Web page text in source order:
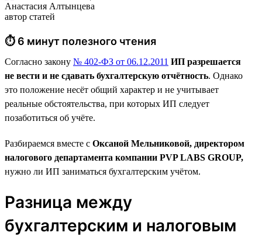
Анастасия Алтынцева
автор статей
⏱ 6 минут полезного чтения
Согласно закону № 402-ФЗ от 06.12.2011 ИП разрешается
не вести и не сдавать бухгалтерскую отчётность. Однако
это положение несёт общий характер и не учитывает
реальные обстоятельства, при которых ИП следует
позаботиться об учёте.
Разбираемся вместе с Оксаной Мельниковой, директором
налогового департамента компании PVP LABS GROUP,
нужно ли ИП заниматься бухгалтерским учётом.
Разница между
бухгалтерским и налоговым